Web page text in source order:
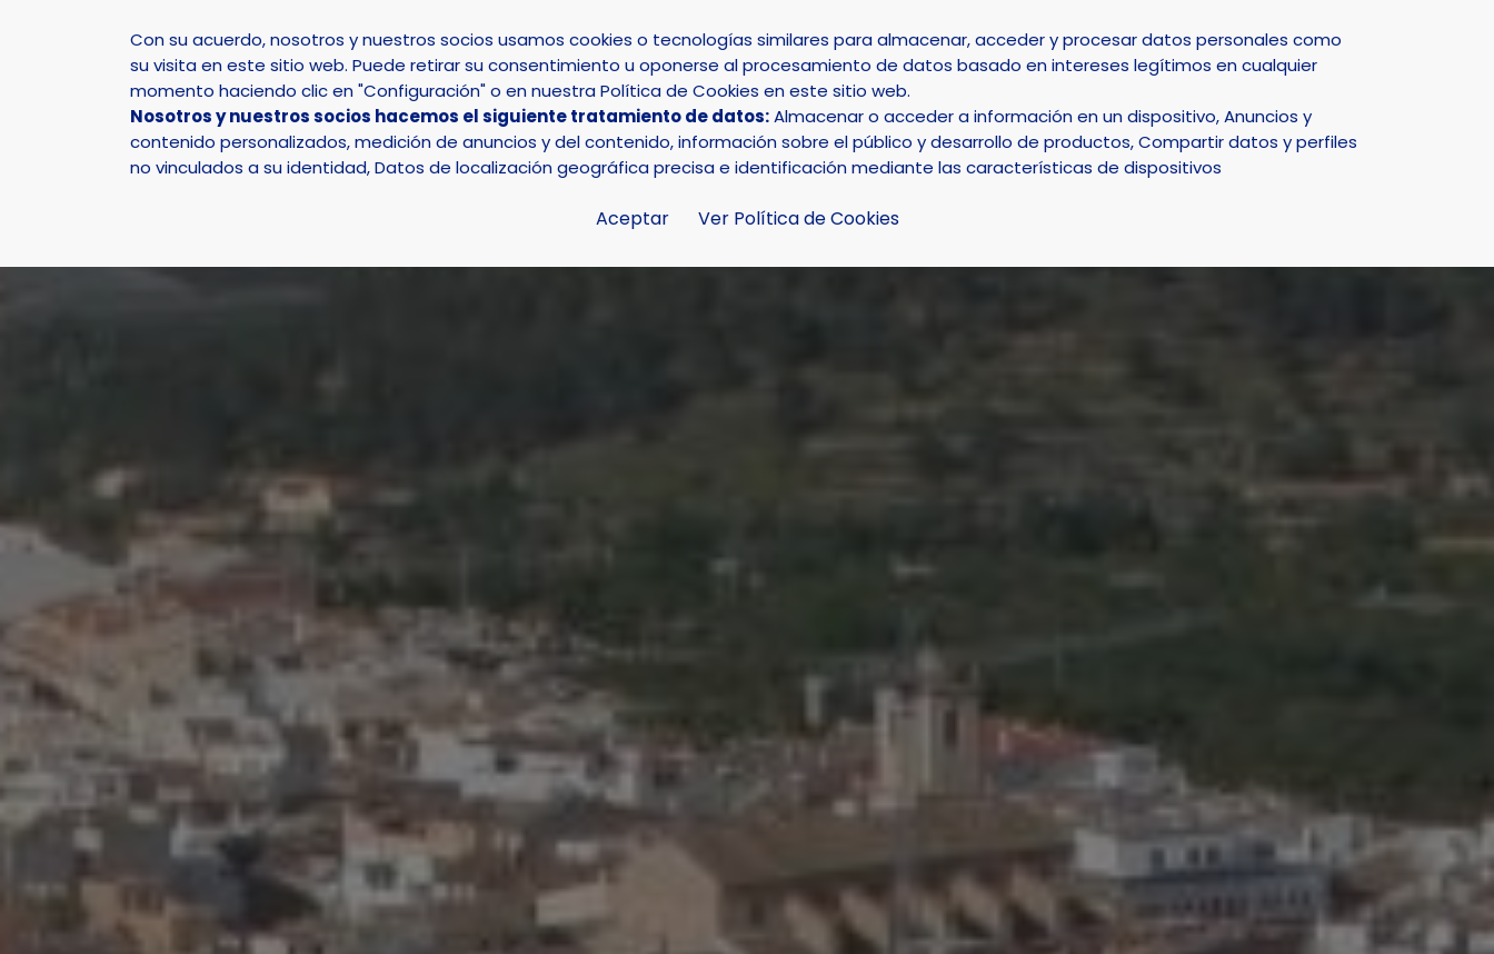
INICIO AYUNTAMIENTO LA NUCÍA DEPORTE NATURALEZA SMART CITY
Con su acuerdo, nosotros y nuestros socios usamos cookies o tecnologías similares para almacenar, acceder y procesar datos personales como
su visita en este sitio web. Puede retirar su consentimiento u oponerse al procesamiento de datos basado en intereses legítimos en cualquier
momento haciendo clic en "Configuración" o en nuestra Política de Cookies en este sitio web.
Nosotros y nuestros socios hacemos el siguiente tratamiento de datos:Almacenar o acceder a información en un dispositivo, Anuncios y
contenido personalizados, medición de anuncios y del contenido, información sobre el público y desarrollo de productos, Compartir datos y perfiles
no vinculados a su identidad, Datos de localización geográfica precisa e identificación mediante las características de dispositivos
Aceptar Ver Política de Cookies
Actualidad Noticias Noticia - 221 familias reciben la subvención del IBI de La Nucía